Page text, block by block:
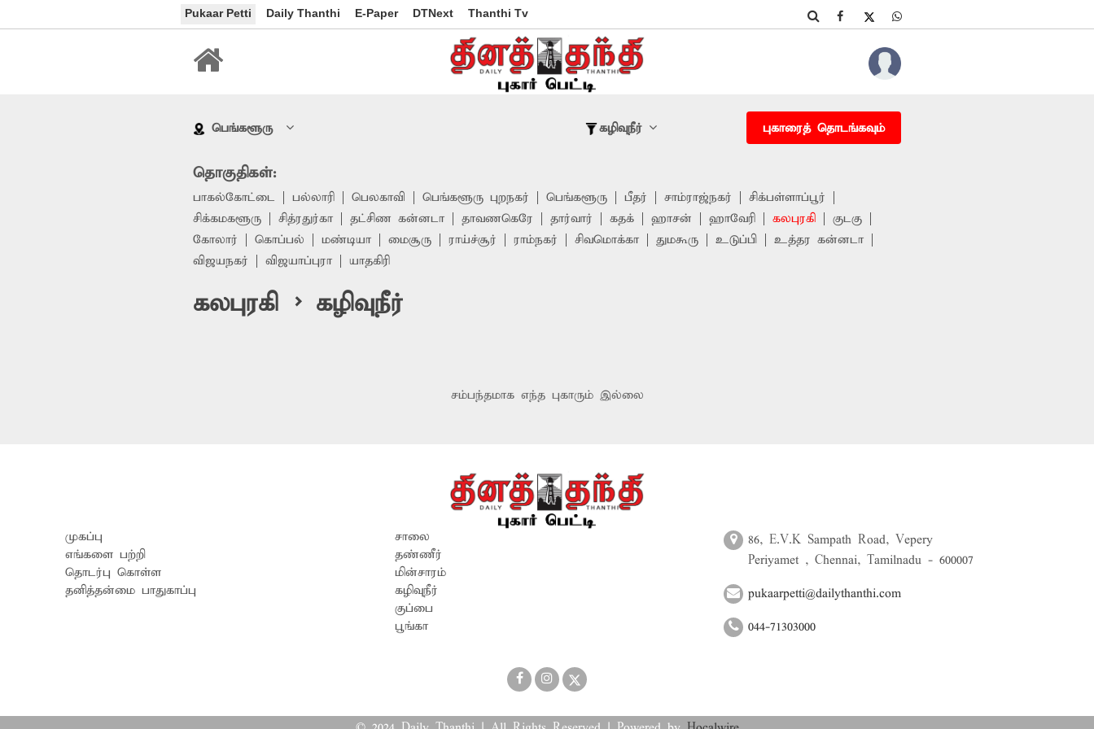
Pukaar Petti Daily Thanthi E-Paper DTNext Thanthi Tv
பெங்களூரு கழிவுநீர் புகாரைத் தொடங்கவும்
தொகுதிகள்:
பாகல்கோட்டை பல்லாரி பெலகாவி பெங்களூரு புறநகர் பெங்களூரு பீதர் சாம்ராஜ்நகர்
சிக்பள்ளாப்பூர்
சிக்கமகளூரு
சித்ரதுர்கா தட்சிண கன்னடா தாவணகெரே தார்வார் கதக் ஹாசன் ஹாவேரி கலபுரகி
குடகு
கோலார்
கொப்பல் மண்டியா மைசூரு ராய்ச்சூர் ராம்நகர் சிவமொக்கா துமகூரு உடுப்பி
உத்தர கன்னடா
விஜயநகர்
விஜயாப்புரா யாதகிரி
கலபுரகி > கழிவுநீர்
சம்பந்தமாக எந்த புகாரும் இல்லை
முகப்பு
எங்களை பற்றி
தொடர்பு கொள்ள
தனித்தன்மை பாதுகாப்பு
சாலை
தண்ணீர்
மின்சாரம்
கழிவுநீர்
குப்பை
பூங்கா
86, E.V.K Sampath Road, Vepery
Periyamet , Chennai, Tamilnadu - 600007
pukaarpetti@dailythanthi.com
044-71303000